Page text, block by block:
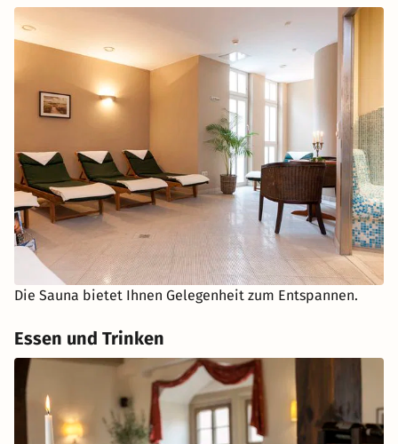
Die Sauna bietet Ihnen Gelegenheit zum Entspannen.
Essen und Trinken